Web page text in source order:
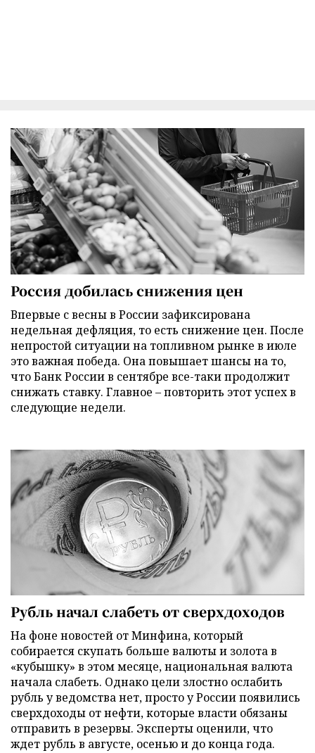
Россия добилась снижения цен
Впервые с весны в России зафиксирована
недельная дефляция, то есть снижение цен. После
непростой ситуации на топливном рынке в июле
это важная победа. Она повышает шансы на то,
что Банк России в сентябре все-таки продолжит
снижать ставку. Главное – повторить этот успех в
следующие недели.
Рубль начал слабеть от сверхдоходов
На фоне новостей от Минфина, который
собирается скупать больше валюты и золота в
«кубышку» в этом месяце, национальная валюта
начала слабеть. Однако цели злостно ослабить
рубль у ведомства нет, просто у России появились
сверхдоходы от нефти, которые власти обязаны
отправить в резервы. Эксперты оценили, что
ждет рубль в августе, осенью и до конца года.